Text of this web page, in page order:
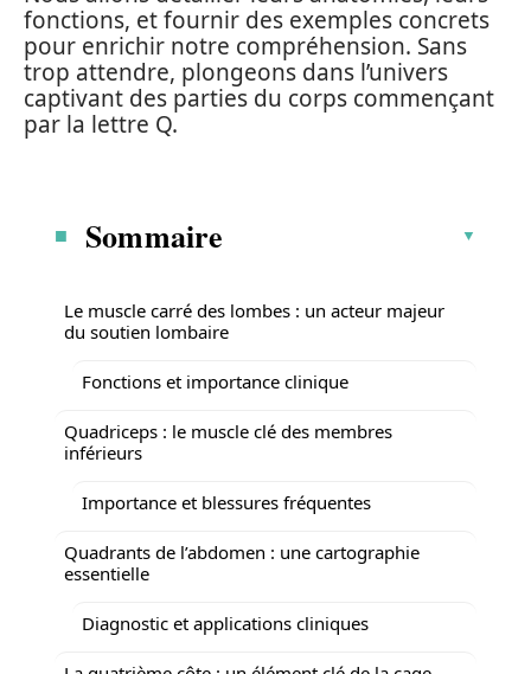
fonctions, et fournir des exemples concrets
pour enrichir notre compréhension. Sans
trop attendre, plongeons dans l’univers
captivant des parties du corps commençant
par la lettre Q.
Sommaire
Le muscle carré des lombes : un acteur majeur
du soutien lombaire
Fonctions et importance clinique
Quadriceps : le muscle clé des membres
inférieurs
Importance et blessures fréquentes
Quadrants de l’abdomen : une cartographie
essentielle
Diagnostic et applications cliniques